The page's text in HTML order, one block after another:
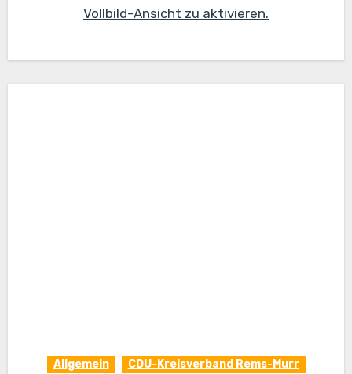
Vollbild-Ansicht zu aktivieren.
Allgemein CDU-Kreisverband Rems-Murr